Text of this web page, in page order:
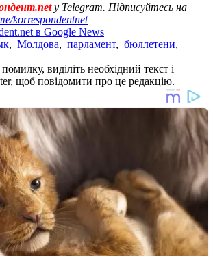
у Telegram. Підписуйтесь на
korrespondentnet
в Google News
, Молдова, парламент, бюллетени,
виділіть необхідний текст і
щоб повідомити про це редакцію.